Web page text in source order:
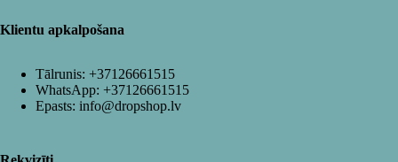
Klientu apkalpošana
Tālrunis: +37126661515
WhatsApp: +37126661515
Epasts: info@dropshop.lv